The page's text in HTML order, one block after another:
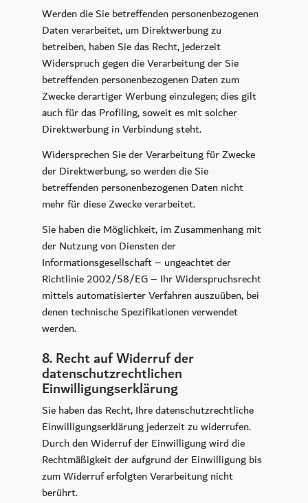
Werden die Sie betreffenden personenbezogenen
Daten verarbeitet, um Direktwerbung zu
betreiben, haben Sie das Recht, jederzeit
Widerspruch gegen die Verarbeitung der Sie
betreffenden personenbezogenen Daten zum
Zwecke derartiger Werbung einzulegen; dies gilt
auch für das Profiling, soweit es mit solcher
Direktwerbung in Verbindung steht.
Widersprechen Sie der Verarbeitung für Zwecke
der Direktwerbung, so werden die Sie
betreffenden personenbezogenen Daten nicht
mehr für diese Zwecke verarbeitet.
Sie haben die Möglichkeit, im Zusammenhang mit
der Nutzung von Diensten der
Informationsgesellschaft – ungeachtet der
Richtlinie 2002/58/EG – Ihr Widerspruchsrecht
mittels automatisierter Verfahren auszuüben, bei
denen technische Spezifikationen verwendet
werden.
8. Recht auf Widerruf der
datenschutzrechtlichen
Einwilligungserklärung
Sie haben das Recht, Ihre datenschutzrechtliche
Einwilligungserklärung jederzeit zu widerrufen.
Durch den Widerruf der Einwilligung wird die
Rechtmäßigkeit der aufgrund der Einwilligung bis
zum Widerruf erfolgten Verarbeitung nicht
berührt.